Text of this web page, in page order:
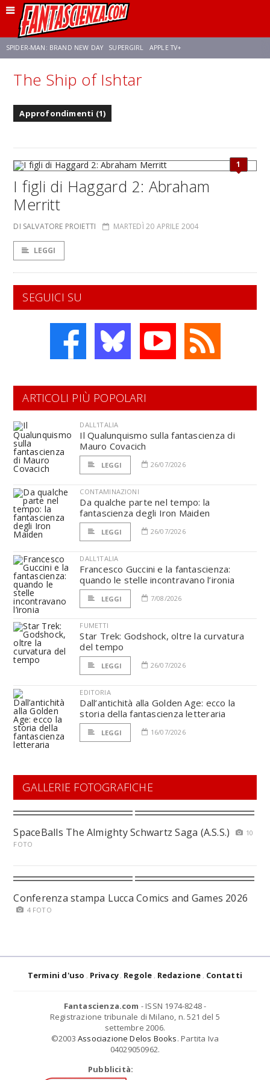
SPIDER-MAN: BRAND NEW DAY SUPERGIRL APPLE TV+
FRANCO RICCIARDIELLO ZENDAYA AVENGERS: DOOMSDAY
The Ship of Ishtar
Approfondimenti (1)
1
I figli di Haggard 2: Abraham
Merritt
DI SALVATORE PROIETTI MARTEDÌ 20 APRILE 2004
LEGGI
SEGUICI SU
ARTICOLI PIÙ POPOLARI
DALL'ITALIA
Il Qualunquismo sulla fantascienza di
Mauro Covacich
LEGGI 26/07/2026
CONTAMINAZIONI
Da qualche parte nel tempo: la
fantascienza degli Iron Maiden
LEGGI 26/07/2026
DALL'ITALIA
Francesco Guccini e la fantascienza:
quando le stelle incontravano l’ironia
LEGGI 7/08/2026
FUMETTI
Star Trek: Godshock, oltre la curvatura
del tempo
LEGGI 26/07/2026
EDITORIA
Dall’antichità alla Golden Age: ecco la
storia della fantascienza letteraria
LEGGI 16/07/2026
GALLERIE FOTOGRAFICHE
SpaceBalls The Almighty Schwartz Saga (A.S.S.)
10
FOTO
Conferenza stampa Lucca Comics and Games 2026
4 FOTO
Termini d'uso Privacy Regole Redazione Contatti
Fantascienza.com - ISSN 1974-8248 -
Registrazione tribunale di Milano, n. 521 del 5
settembre 2006.
©2003 Associazione Delos Books. Partita Iva
04029050962.
Pubblicità: